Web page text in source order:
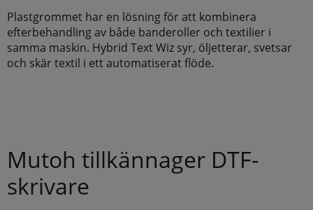
Plastgrommet har en lösning för att kombinera
efterbehandling av både banderoller och textilier i
samma maskin. Hybrid Text Wiz syr, öljetterar, svetsar
och skär textil i ett automatiserat flöde.
Mutoh tillkännager DTF-
skrivare